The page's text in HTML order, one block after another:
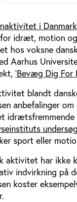
i
idræt, motion
hos voksne
Aarhus
’Bevæg Dig For
blandt
anbefalinger
sport eller
aktivitet har ikke
indvirkning på
koster